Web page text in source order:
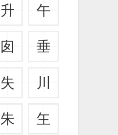
升 午
囱 垂
失 川
朱 玍